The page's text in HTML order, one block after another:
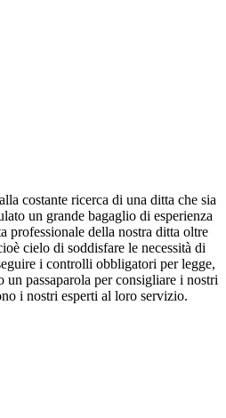
costante ricerca di una ditta che sia
un grande bagaglio di esperienza
professionale della nostra ditta oltre
cielo di soddisfare le necessità di
i controlli obbligatori per legge,
un passaparola per consigliare i nostri
i nostri esperti al loro servizio.